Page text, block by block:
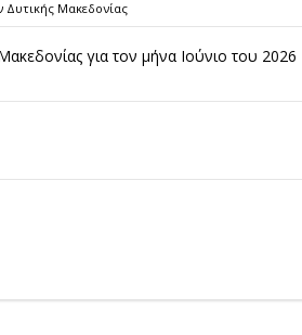
Δυτικής Μακεδονίας
για τον μήνα Ιούνιο του 2026